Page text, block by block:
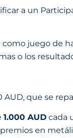
a un
juego de
o los
AUD, que se
1.000 AUD cada
en